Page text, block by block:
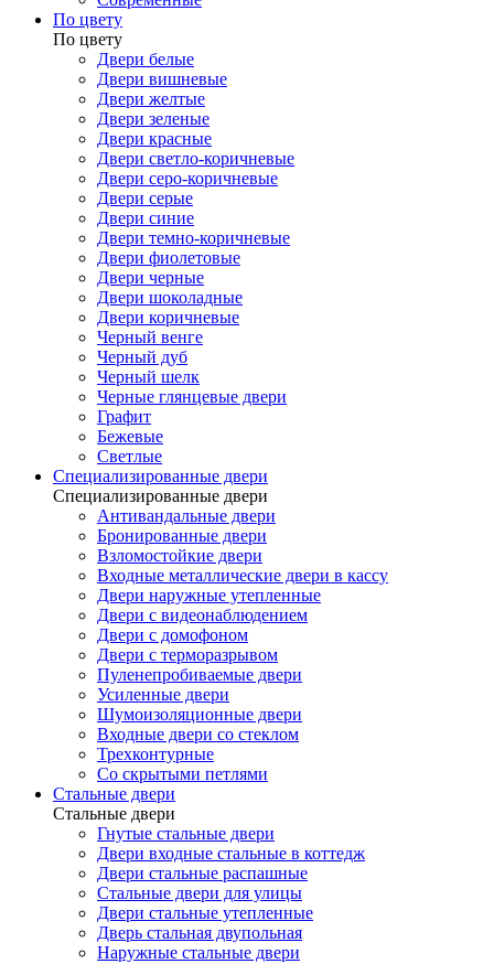
По цвету
По цвету
Двери белые
Двери вишневые
Двери желтые
Двери зеленые
Двери красные
Двери светло-коричневые
Двери серо-коричневые
Двери серые
Двери синие
Двери темно-коричневые
Двери фиолетовые
Двери черные
Двери шоколадные
Двери коричневые
Черный венге
Черный дуб
Черный шелк
Черные глянцевые двери
Графит
Бежевые
Светлые
Специализированные двери
Специализированные двери
Антивандальные двери
Бронированные двери
Взломостойкие двери
Входные металлические двери в кассу
Двери наружные утепленные
Двери с видеонаблюдением
Двери с домофоном
Двери с терморазрывом
Пуленепробиваемые двери
Усиленные двери
Шумоизоляционные двери
Входные двери со стеклом
Трехконтурные
Со скрытыми петлями
Стальные двери
Стальные двери
Гнутые стальные двери
Двери входные стальные в коттедж
Двери стальные распашные
Стальные двери для улицы
Двери стальные утепленные
Дверь стальная двупольная
Наружные стальные двери